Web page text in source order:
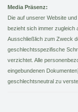
Media Präsenz:
Die auf unserer Website
bezieht sich immer zugleich
Ausschließlich zum Zweck
geschlechtsspezifische
verzichtet. Alle
eingebundenen
geschlechtsneutral zu